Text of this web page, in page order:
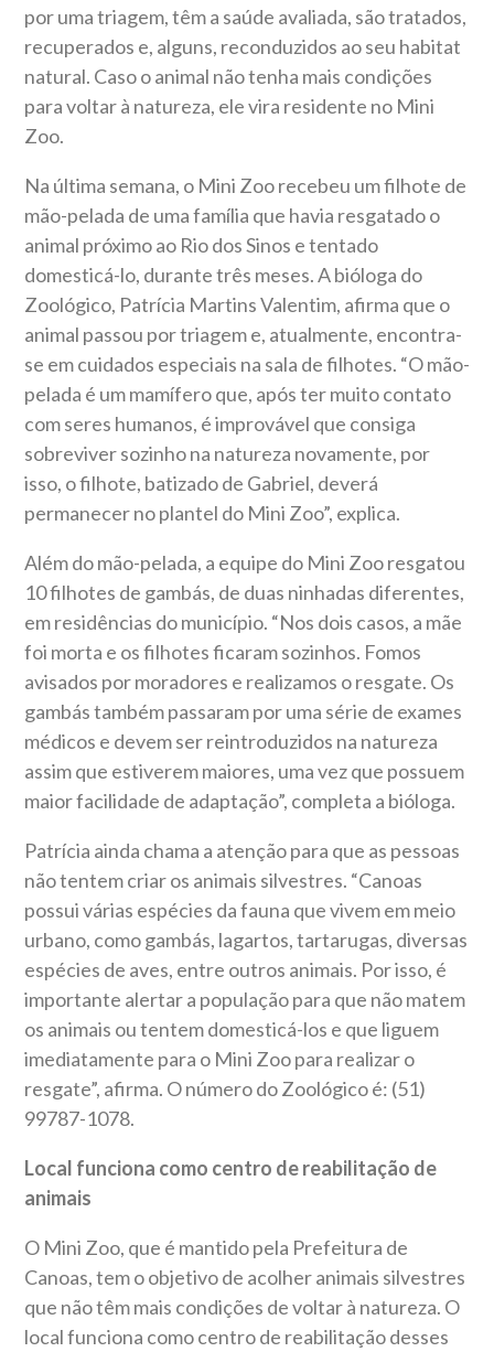
por uma triagem, têm a saúde avaliada, são tratados,
recuperados e, alguns, reconduzidos ao seu habitat
natural. Caso o animal não tenha mais condições
para voltar à natureza, ele vira residente no Mini
Zoo.
Na última semana, o Mini Zoo recebeu um filhote de
mão-pelada de uma família que havia resgatado o
animal próximo ao Rio dos Sinos e tentado
domesticá-lo, durante três meses. A bióloga do
Zoológico, Patrícia Martins Valentim, afirma que o
animal passou por triagem e, atualmente, encontra-
se em cuidados especiais na sala de filhotes. “O mão-
pelada é um mamífero que, após ter muito contato
com seres humanos, é improvável que consiga
sobreviver sozinho na natureza novamente, por
isso, o filhote, batizado de Gabriel, deverá
permanecer no plantel do Mini Zoo”, explica.
Além do mão-pelada, a equipe do Mini Zoo resgatou
10 filhotes de gambás, de duas ninhadas diferentes,
em residências do município. “Nos dois casos, a mãe
foi morta e os filhotes ficaram sozinhos. Fomos
avisados por moradores e realizamos o resgate. Os
gambás também passaram por uma série de exames
médicos e devem ser reintroduzidos na natureza
assim que estiverem maiores, uma vez que possuem
maior facilidade de adaptação”, completa a bióloga.
Patrícia ainda chama a atenção para que as pessoas
não tentem criar os animais silvestres. “Canoas
possui várias espécies da fauna que vivem em meio
urbano, como gambás, lagartos, tartarugas, diversas
espécies de aves, entre outros animais. Por isso, é
importante alertar a população para que não matem
os animais ou tentem domesticá-los e que liguem
imediatamente para o Mini Zoo para realizar o
resgate”, afirma. O número do Zoológico é: (51)
99787-1078.
Local funciona como centro de reabilitação de
animais
O Mini Zoo, que é mantido pela Prefeitura de
Canoas, tem o objetivo de acolher animais silvestres
que não têm mais condições de voltar à natureza. O
local funciona como centro de reabilitação desses